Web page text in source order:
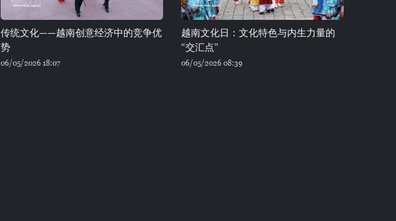
传统文化——越南创意经济中的竞争优
势
06/05/2026 18:07
越南文化日：文化特色与内生力量的
“交汇点”
06/05/2026 08:39